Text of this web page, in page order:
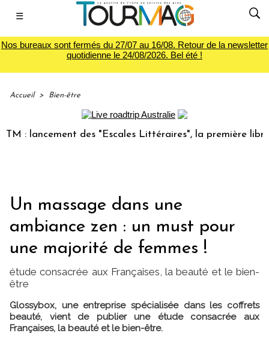
☰
Nos bureaux sont fermés du 27/07 au 16/08. Retour de la newsletter
quotidienne le 24/08/2026. Bel été !
Accueil > Bien-être
: lancement des "Escales Littéraires", la première
Un massage dans une
ambiance zen : un must pour
une majorité de femmes !
étude consacrée aux Françaises, la beauté et le bien-
être
Glossybox, une entreprise spécialisée dans les coffrets
beauté, vient de publier une étude consacrée aux
Françaises, la beauté et le bien-être.